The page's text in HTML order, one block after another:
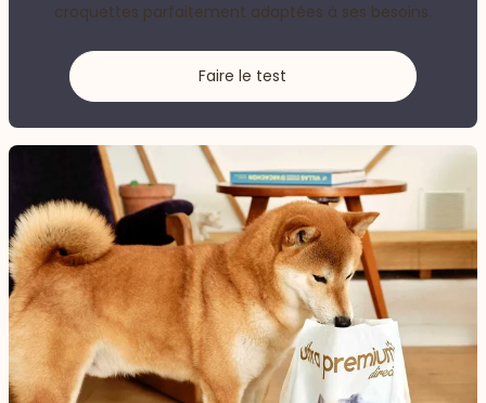
croquettes parfaitement adaptées à ses besoins.
Faire le test